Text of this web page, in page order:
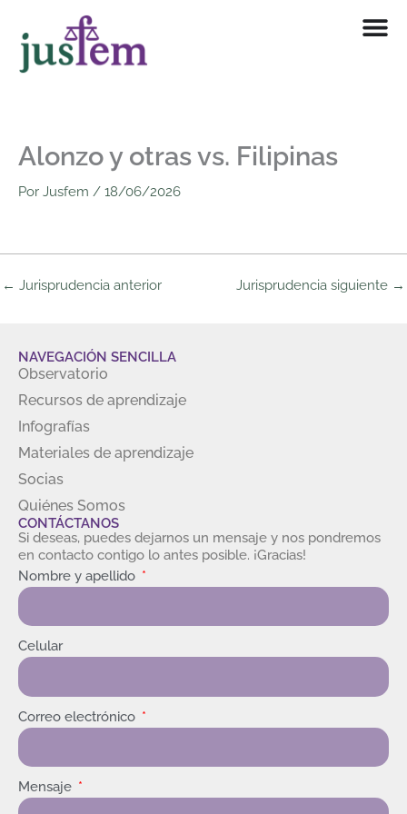
contenido
Alonzo y otras vs. Filipinas
Por Jusfem / 18/06/2026
← Jurisprudencia anterior Jurisprudencia siguiente →
NAVEGACIÓN SENCILLA
Observatorio
Recursos de aprendizaje
Infografías
Materiales de aprendizaje
Socias
Quiénes Somos
CONTÁCTANOS
Si deseas, puedes dejarnos un mensaje y nos pondremos
en contacto contigo lo antes posible. ¡Gracias!
Nombre y apellido
Celular
Correo electrónico
Mensaje